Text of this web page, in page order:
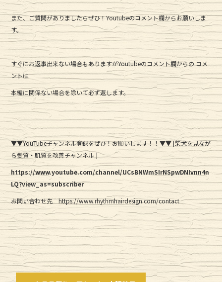
また、ご質問がありましたらぜひ！Youtubeのコメント欄からお願いしま
す。
すぐにお返事出来ない場合もありますがYoutubeのコメント欄からの コメ
ントは
本編に関係ない場合を除いて必ず返します。
▼▼YouTubeチャンネル登録をぜひ！お願いします！！▼▼ [柴犬を見なが
ら髪質・肌質を改善チャンネル ]
https://www.youtube.com/channel/UCsBNWmSIrNSpwDNIvnn4n
LQ?view_as=subscriber
お問い合わせ先 https://www.rhythmhairdesign.com/contact